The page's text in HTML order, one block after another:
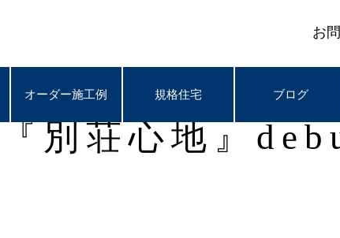
お
オーダー施工例 規格住宅 ブログ
オーダー施工例 規格住宅 ブログ
別荘心地』